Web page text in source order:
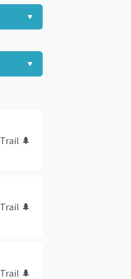
Trail 🌲
Trail 🌲
Trail 🌲